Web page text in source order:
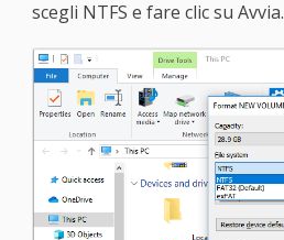
scegli NTFS e fare clic su Avvia.